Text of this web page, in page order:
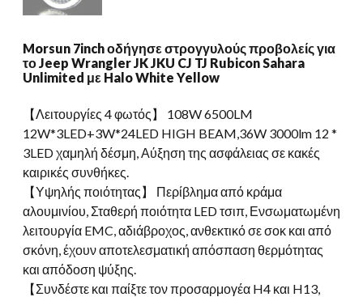
Morsun 7inch οδήγησε στρογγυλούς προβολείς για
το Jeep Wrangler JK JKU CJ TJ Rubicon Sahara
Unlimited με Halo White Yellow
【Λειτουργίες 4 φωτός】 108W 6500LM
12W*3LED+3W*24LED HIGH BEAM,36W 3000lm 12 *
3LED χαμηλή δέσμη, Αύξηση της ασφάλειας σε κακές
καιρικές συνθήκες.
【Υψηλής ποιότητας】 Περίβλημα από κράμα
αλουμινίου, Σταθερή ποιότητα LED τσιπ, Ενσωματωμένη
λειτουργία EMC, αδιάβροχος, ανθεκτικό σε σοκ και από
σκόνη, έχουν αποτελεσματική απόσπαση θερμότητας
και απόδοση ψύξης.
【Συνδέστε και παίξτε τον προσαρμογέα H4 και H13,